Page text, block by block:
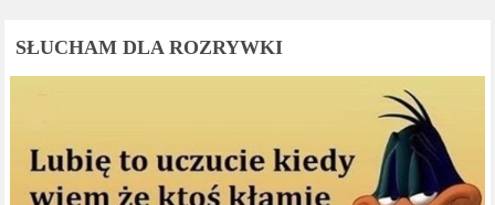
SŁUCHAM DLA ROZRYWKI